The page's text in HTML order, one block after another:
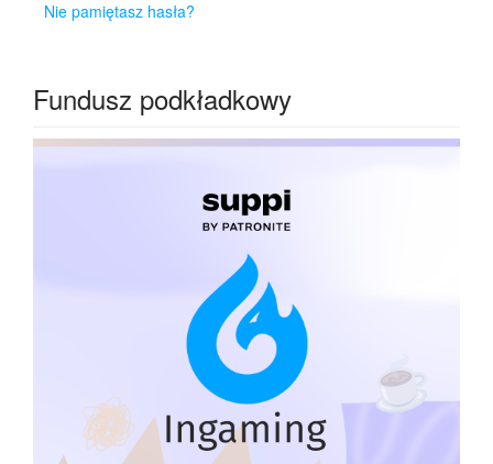
Nie pamiętasz hasła?
Fundusz podkładkowy